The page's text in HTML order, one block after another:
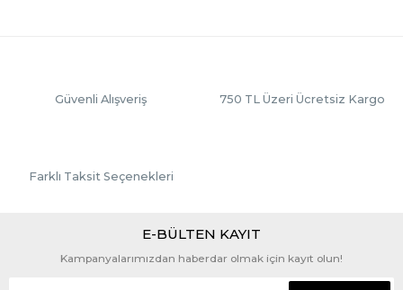
Güvenli Alışveriş 750 TL Üzeri Ücretsiz Kargo
Farklı Taksit Seçenekleri
E-BÜLTEN KAYIT
Kampanyalarımızdan haberdar olmak için kayıt olun!